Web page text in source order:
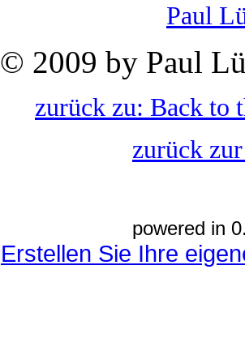
Paul
© 2009 by Paul
zurück zu: Back to
zurück
powered in
Erstellen Sie Ihre